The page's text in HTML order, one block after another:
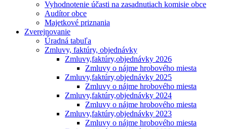
Vyhodnotenie účasti na zasadnutiach komisie obce
Audítor obce
Majetkové priznania
Zverejnovanie
Úradná tabuľa
Zmluvy, faktúry, objednávky
Zmluvy,faktúry,objednávky 2026
Zmluvy o nájme hrobového miesta
Zmluvy,faktúry,objednávky 2025
Zmluvy o nájme hrobového miesta
Zmluvy,faktúry,objednávky 2024
Zmluvy o nájme hrobového miesta
Zmluvy,faktúry,objednávky 2023
Zmluvy o nájme hrobového miesta